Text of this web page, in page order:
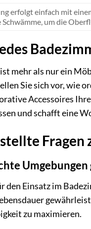
erfolgt einfach mit
Schwämme, um die
mehr als nur ein
Sie sich vor, wie
Accessoires
und schafft eine
Umgebungen
den Einsatz im
zu maximieren.